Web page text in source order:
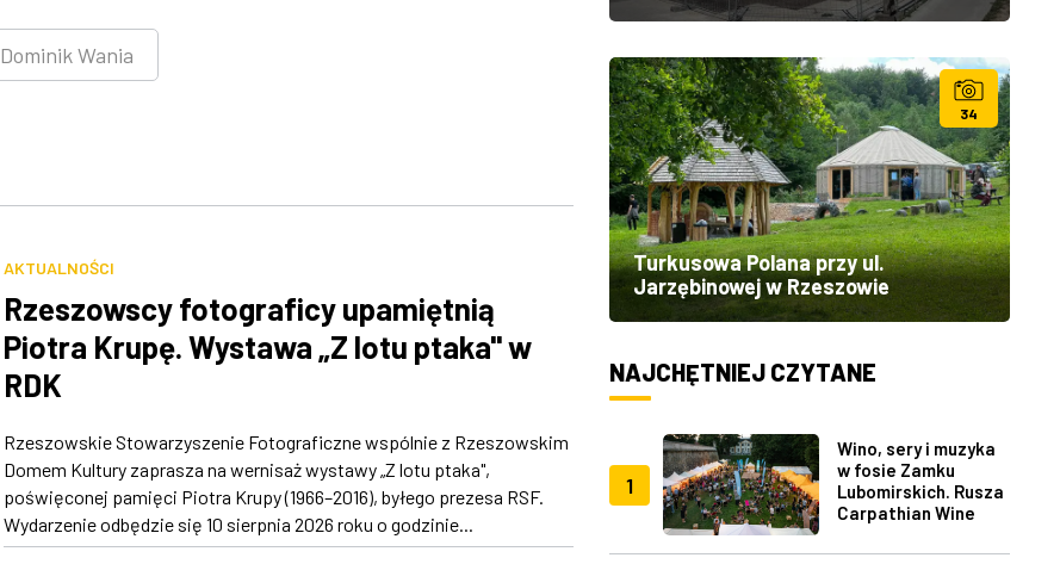
Dominik Wania
AKTUALNOŚCI
Rzeszowscy fotograficy upamiętnią
Piotra Krupę. Wystawa „Z lotu ptaka" w
RDK
Rzeszowskie Stowarzyszenie Fotograficzne wspólnie z Rzeszowskim
Domem Kultury zaprasza na wernisaż wystawy „Z lotu ptaka",
poświęconej pamięci Piotra Krupy (1966–2016), byłego prezesa RSF.
Wydarzenie odbędzie się 10 sierpnia 2026 roku o godzinie...
34
Turkusowa Polana przy ul.
Jarzębinowej w Rzeszowie
NAJCHĘTNIEJ CZYTANE
1
Wino, sery i muzyka
w fosie Zamku
Lubomirskich. Rusza
Carpathian Wine